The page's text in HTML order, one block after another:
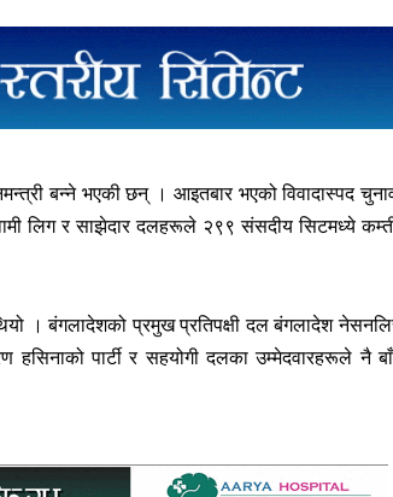
बन्ने भएकी छन् । आइतबार भएको विवादास्पद
लिग र साझेदार दलहरूले २९९ संसदीय सिटमध्ये
। बंगलादेशको प्रमुख प्रतिपक्षी दल बंगलादेश
हसिनाको पार्टी र सहयोगी दलका उम्मेदवारहरूले नै